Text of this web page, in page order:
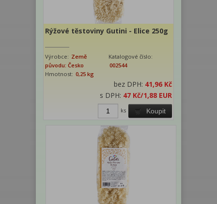
Rýžové těstoviny Gutini - Elice 250g
Výrobce: Země
původu: Česko
Katalogové číslo:
002544
Hmotnost: 0,25 kg
bez DPH: 41,96 Kč
s DPH: 47 Kč/1,88 EUR
Koupit
ks